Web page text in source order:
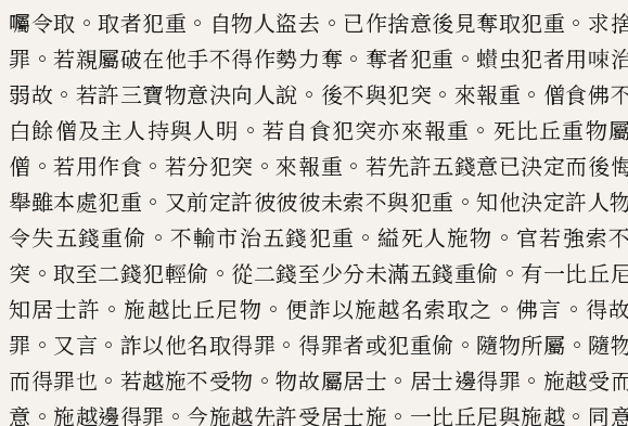
囑令取 。取者犯重 。 自物人盜去 。 已作捨意後見奪取犯重 。 求
罪 。若親屬破在他手不得作勢力奪 。 奪者犯重 。 𮕌虫犯者用𠲿
弱故 。 若許三寶物意決向人說 。 後不與犯突 。 來報重 。 僧食佛
白餘僧及主人持與人明 。 若自食犯突亦來報重 。 死比丘重物屬
僧 。若用作食 。 若分犯突 。 來報重 。 若先許五錢意已決定而後
舉雖本處犯重 。 又前定許彼彼彼未索不與犯重 。知他決定許人
令失五錢重偷 。 不輸市治五錢犯重 。 縊死人施物 。 官若強索
突 。取至二錢犯輕偷 。 從二錢至少分未滿五錢重偷 。 有一比丘
知居士許 。 施越比丘尼物 。 便詐以施越名索取之 。 佛言 。 得
罪 。 又言 。 詐以他名取得罪 。 得罪者或犯重偷 。 隨物所屬 。 隨
而得罪也 。 若越施不受物 。物故屬居士 。 居士邊得罪 。 施越受
意 。 施越邊得罪 。 今施越先許受居士施 。 一比丘尼與施越 。 同